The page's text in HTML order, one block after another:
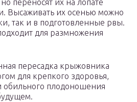
переносят их на лопате
Высаживать их осенью можно
так и в подготовленные рвы.
для размножения
пересадка крыжовника
для крепкого здоровья,
обильного плодоношения